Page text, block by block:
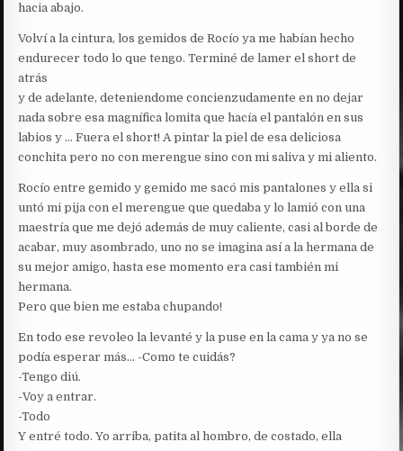
hacia abajo.
Volví a la cintura, los gemidos de Rocío ya me habían hecho
endurecer todo lo que tengo. Terminé de lamer el short de
atrás
y de adelante, deteniendome concienzudamente en no dejar
nada sobre esa magnífica lomita que hacía el pantalón en sus
labios y … Fuera el short! A pintar la piel de esa deliciosa
conchita pero no con merengue sino con mi saliva y mi aliento.
Rocío entre gemido y gemido me sacó mis pantalones y ella si
untó mi pija con el merengue que quedaba y lo lamió con una
maestría que me dejó además de muy caliente, casi al borde de
acabar, muy asombrado, uno no se imagina así a la hermana de
su mejor amigo, hasta ese momento era casi también mi
hermana.
Pero que bien me estaba chupando!
En todo ese revoleo la levanté y la puse en la cama y ya no se
podía esperar más… -Como te cuidás?
-Tengo diú.
-Voy a entrar.
-Todo
Y entré todo. Yo arriba, patita al hombro, de costado, ella